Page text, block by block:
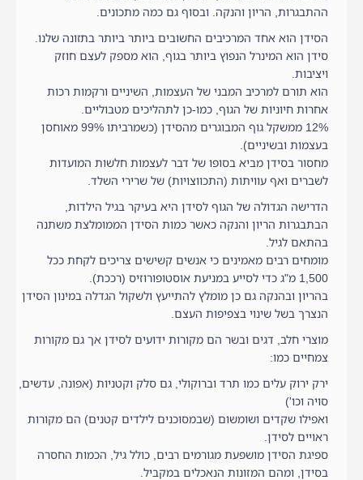
ההתבגרות, הריון והנקה. ובסוף גם כמה מתכונים.
הסידן הוא אחד המרכיבים החשובים ביותר ביותר בתזונה שלנו.
סידן הוא המינרל הנפוץ ביותר בגוף, הוא מספק לעצם חוזק
ויציבות.
הוא תורם למרכיב המבני של העצמות, השיניים ורקמות רכות
אחרות חיוניות של הגוף, כמו-כן לתהליכים מטבוליים.
12% ממשקל גוף המבוגרים מהסידן (כשמרביתו 99% מאוחסן
בעצמות ובשיניים).
מחסור בסידן מביא בסופו של דבר לעצמות חלשות המועדות
לשברים ואף עוויתות (התכווצויות) של שרירי השלד.
הדרישה הגדולה של הגוף לסידן היא בעיקר בגיל הילדות,
הבתבגרות הריון והנקה כאשר כמות הסידן הממומלצת משתנה
בהתאם לגיל.
מומחים רבים מאמינים כי אנשים קשישים צריכים לקחת ככל
1,500 מ"ג כדי לסייע במניעת אוסטופורוזיס (רככת).
בהריון ובהנקה גם כן מומלץ להתייעץ ולשקול הגדלה במינון הסידן
הנצרך בשל שינוי בצפיפות העצם.
מוצרי חלב, דגים ובשר הם מקורות ידועים לסידן אך גם מקורות
צמחיים כמו:
ירק ירוק עלים כמו תרד וברוקולי, גם סלק וקטניות (אפונה, עדשים,
סויה וכו')
ואפילו שקדים ושומשום (שבמסוכנים לילדים קטנים) הם מקורות
ראויים לסידן.
ספיגת הסידן מושפעת מגורמים רבים, כולל גיל, הכמות החסרה
בסידן, ומהם המזונות הנאכלים במקביל.